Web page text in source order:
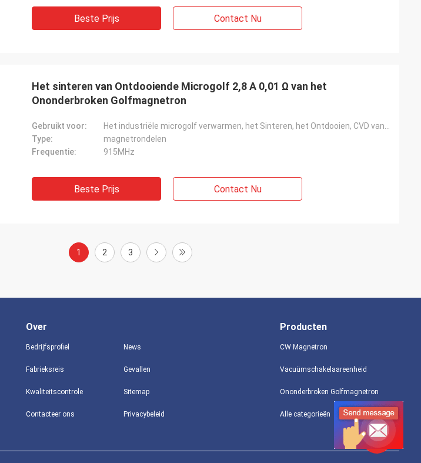
Beste Prijs Contact Nu
Het sinteren van Ontdooiende Microgolf 2,8 A 0,01 Ω van het
Ononderbroken Golfmagnetron
Gebruikt voor:
Type:
magnetrondelen
Frequentie:
915MHz
Beste Prijs Contact Nu
1 2 3
Over
Bedrijfsprofiel
Fabrieksreis
Kwaliteitscontrole
Contacteer ons
News
Gevallen
Sitemap
Privacybeleid
Producten
CW Magnetron
Vacuümschakelaareenheid
Ononderbroken Golfmagnetron
Alle categorieën